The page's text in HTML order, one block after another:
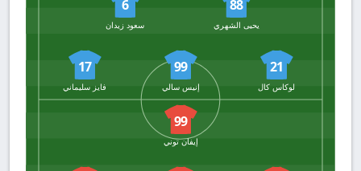
88
يحيى الشهري
6
سعود زيدان
21
لوكاس كال
99
إنيس سالي
17
فايز سليماني
99
إيفان توني